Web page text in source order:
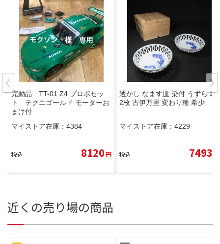
完動品 TT-01 Z4 プロポセッ
ト テクニゴールド モーターお
まけ付
マイストア在庫： 4384
税込 8120円
透かし なます皿 染付 うずら 鳥
2枚 古伊万里 変わり種 希少
マイストア在庫： 4229
税込 7493
近くの売り場の商品